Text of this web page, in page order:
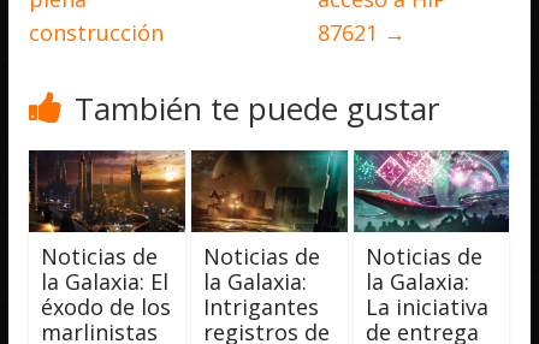
construcción
87621 →
También te puede gustar
Noticias de
la Galaxia: El
éxodo de los
marlinistas
Noticias de
la Galaxia:
Intrigantes
registros de
Noticias de
la Galaxia:
La iniciativa
de entrega